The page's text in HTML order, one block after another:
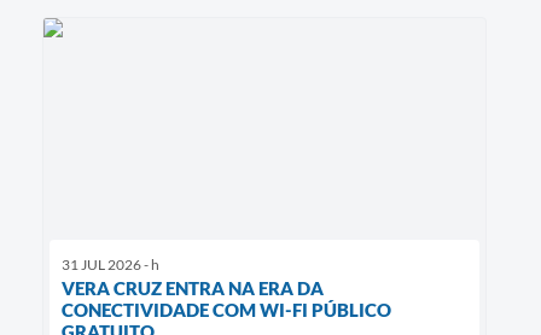
31 JUL 2026 - h
VERA CRUZ ENTRA NA ERA DA
CONECTIVIDADE COM WI-FI PÚBLICO